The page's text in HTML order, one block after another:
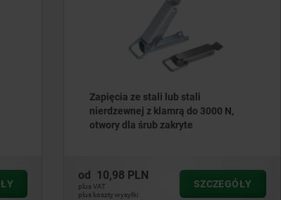
Zapięcia ze stali lub stali
nierdzewnej z klamrą do 3000 N,
otwory dla śrub zakryte
od 10,98 PLN
plus VAT
plus koszty wysyłki
SZCZEGÓŁY